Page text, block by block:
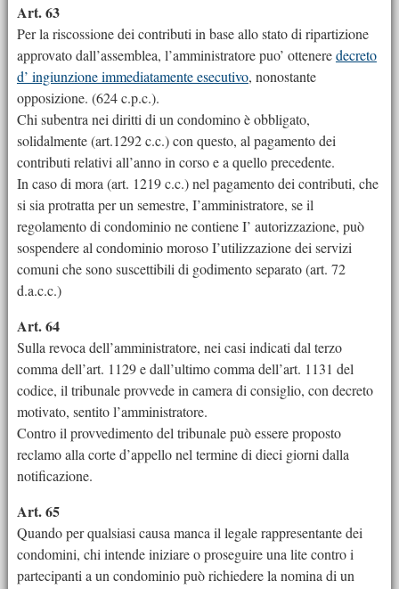
Art. 63
Per la riscossione dei contributi in base allo stato di ripartizione
approvato dall’assemblea, l’amministratore puo’ otteneredecreto
d’ ingiunzione immediatamente esecutivo, nonostante
opposizione. (624 c.p.c.).
Chi subentra nei diritti di un condomino è obbligato,
solidalmente (art.1292 c.c.) con questo, al pagamento dei
contributi relativi all’anno in corso e a quello precedente.
In caso di mora (art. 1219 c.c.) nel pagamento dei contributi, che
si sia protratta per un semestre, I’amministratore, se il
regolamento di condominio ne contiene I’ autorizzazione, può
sospendere al condominio moroso I’utilizzazione dei servizi
comuni che sono suscettibili di godimento separato (art. 72
d.a.c.c.)
Art. 64
Sulla revoca dell’amministratore, nei casi indicati dal terzo
comma dell’art. 1129 e dall’ultimo comma dell’art. 1131 del
codice, il tribunale provvede in camera di consiglio, con decreto
motivato, sentito l’amministratore.
Contro il provvedimento del tribunale può essere proposto
reclamo alla corte d’appello nel termine di dieci giorni dalla
notificazione.
Art. 65
Quando per qualsiasi causa manca il legale rappresentante dei
condomini, chi intende iniziare o proseguire una lite contro i
partecipanti a un condominio può richiedere la nomina di un